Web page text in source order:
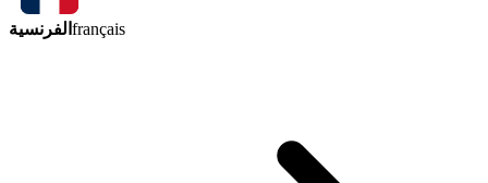
الفرنسية français